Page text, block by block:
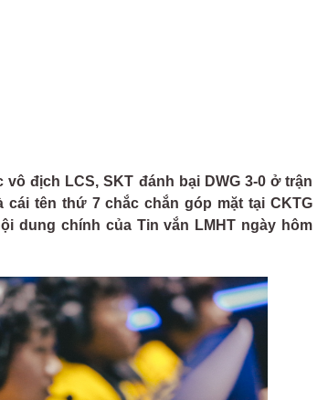
địch LCS, SKT đánh bại DWG 3-0 ở trận
cái tên thứ 7 chắc chắn góp mặt tại CKTG
dung chính của Tin vắn LMHT ngày hôm